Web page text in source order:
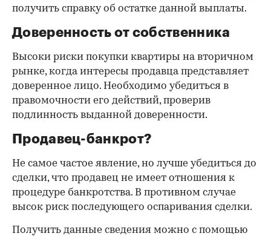
получить справку об остатке данной выплаты.
Доверенность от собственника
Высоки риски покупки квартиры на вторичном
рынке, когда интересы продавца представляет
доверенное лицо. Необходимо убедиться в
правомочности его действий, проверив
подлинность выданной доверенности.
Продавец-банкрот?
Не самое частое явление, но лучше убедиться до
сделки, что продавец не имеет отношения к
процедуре банкротства. В противном случае
высок риск последующего оспаривания сделки.
Получить данные сведения можно с помощью